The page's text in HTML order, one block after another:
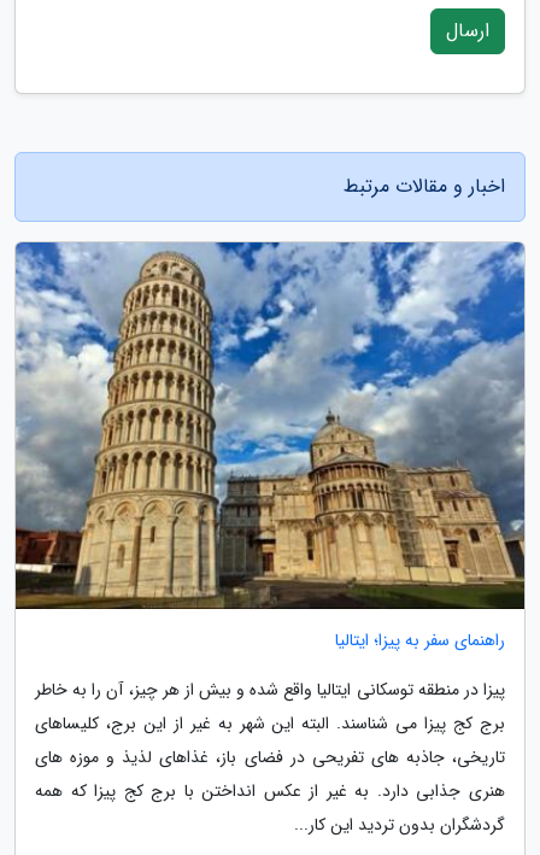
ارسال
اخبار و مقالات مرتبط
راهنمای سفر به پیزا؛ ایتالیا
پیزا در منطقه توسکانی ایتالیا واقع شده و بیش از هر چیز، آن را به خاطر
برج کج پیزا می شناسند. البته این شهر به غیر از این برج، کلیساهای
تاریخی، جاذبه های تفریحی در فضای باز، غذاهای لذیذ و موزه های
هنری جذابی دارد. به غیر از عکس انداختن با برج کج پیزا که همه
گردشگران بدون تردید این کار...